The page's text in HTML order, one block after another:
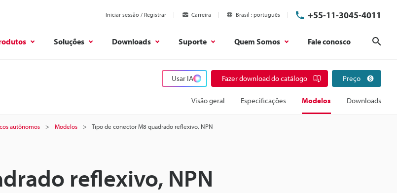
Iniciar sessão / Registrar Carreira Brasil português +55-11-3045-4011
Soluções Downloads Suporte Quem Somos Fale conosco
Usar IA Fazer download do catálogo Preço
Visão geral Especificações Modelos Downloads
autônomos Modelos Tipo de conector M8 quadrado reflexivo, NPN
reflexivo, NPN